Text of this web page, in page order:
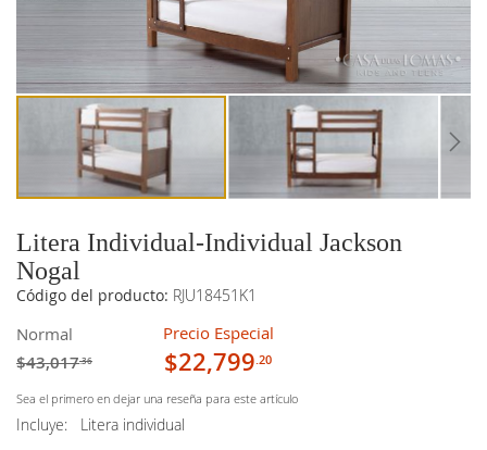
Litera Individual-Individual Jackson
Nogal
Código del producto: RJU18451K1
Normal
$43,017.36
Precio Especial
$22,799.20
Sea el primero en dejar una reseña para este artículo
Incluye:
Litera individual